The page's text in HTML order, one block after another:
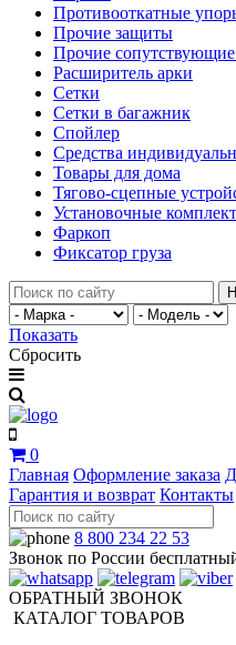
Противооткатные
Прочие защиты
Прочие
Расширитель арки
Сетки
Сетки в багажник
Спойлер
Средства
Товары для дома
Тягово-сцепные
Установочные
Фаркоп
Фиксатор груза
Показать
Сбросить
0
Главная Оформление заказа
Гарантия и возврат Контакты
8 800 234 22 53
Звонок по России
ОБРАТНЫЙ ЗВОНОК
КАТАЛОГ ТОВАРОВ